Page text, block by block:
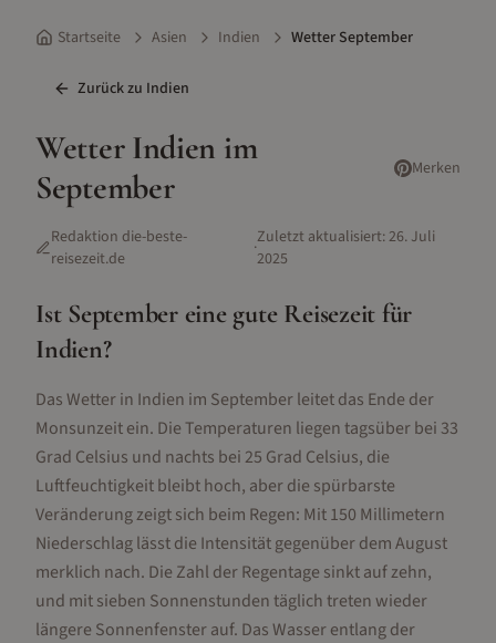
Startseite Asien Indien Wetter September
Zurück zu Indien
WetterIndien im
September
Merken
Redaktion die-beste-
reisezeit.de
·Zuletzt aktualisiert:26. Juli
2025
Ist Septembereine gute Reisezeit für
Indien?
Das Wetter in Indien im September leitet das Ende der
Monsunzeit ein. Die Temperaturen liegen tagsüber bei 33
Grad Celsius und nachts bei 25 Grad Celsius, die
Luftfeuchtigkeit bleibt hoch, aber die spürbarste
Veränderung zeigt sich beim Regen: Mit 150 Millimetern
Niederschlag lässt die Intensität gegenüber dem August
merklich nach. Die Zahl der Regentage sinkt auf zehn,
und mit sieben Sonnenstunden täglich treten wieder
längere Sonnenfenster auf. Das Wasser entlang der